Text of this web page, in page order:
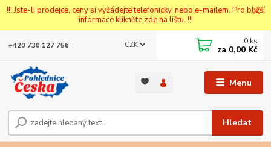
!!! Jste-li prodejce, ceny si vyžádejte telefonicky, nebo e-mailem. Pro bližší
informace klikněte zde na lištu. !!!
Menu
CZK
Hledat
+420 730 127 756 0 ks
za 0,00 Kč